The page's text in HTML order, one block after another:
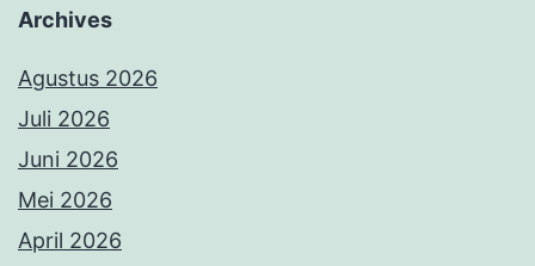
Archives
Agustus 2026
Juli 2026
Juni 2026
Mei 2026
April 2026